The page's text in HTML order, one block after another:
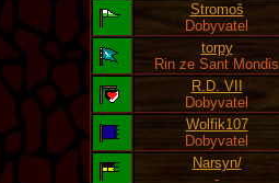
Stromoš
Dobyvatel
torpy
Rin ze Sant Mondis
R.D. VII
Dobyvatel
Wolfik107
Dobyvatel
Narsyn/
-